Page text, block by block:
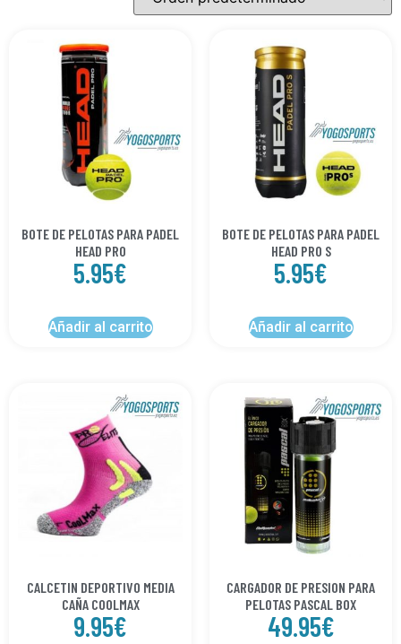
BOTE DE PELOTAS PARA PADEL
HEAD PRO
5.95€
Añadir al carrito
BOTE DE PELOTAS PARA PADEL
HEAD PRO S
5.95€
Añadir al carrito
CALCETIN DEPORTIVO MEDIA
CAÑA COOLMAX
9.95€
CARGADOR DE PRESION PARA
PELOTAS PASCAL BOX
49.95€